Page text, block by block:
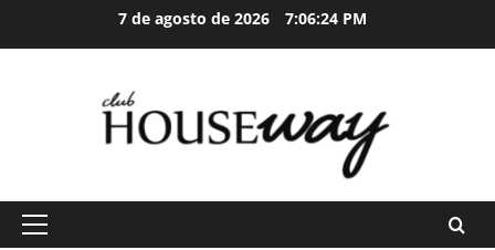
7 de agosto de 2026 7:06:25 PM
Primary